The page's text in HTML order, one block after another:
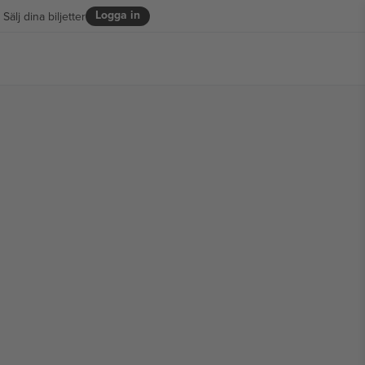
Logga in
Sälj dina biljetter